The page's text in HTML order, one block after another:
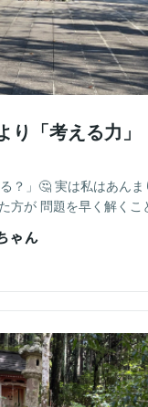
「考える力」
？」🤔 実は私はあん
方が 問題を早く解く
ゃん